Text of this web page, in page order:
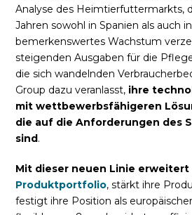
Analyse des Heimtierfuttermarkts,
Jahren sowohl in Spanien als auch
bemerkenswertes Wachstum
steigenden Ausgaben für die
die sich wandelnden
Group dazu veranlasst, ihre
mit wettbewerbsfähigeren
die auf die Anforderungen des
sind.
Mit dieser neuen Linie erweitert
Produktportfolio, stärkt ihre
festigt ihre Position als